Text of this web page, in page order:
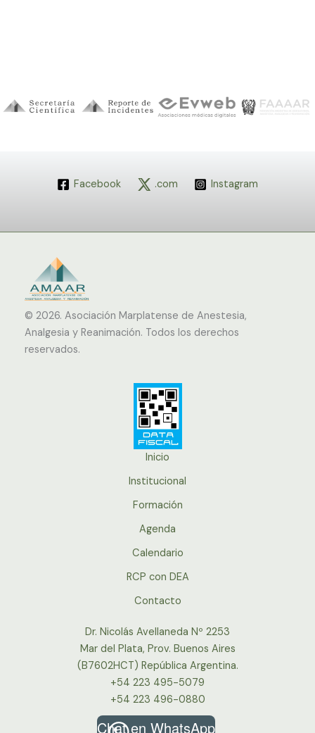
Facebook .com Instagram
© 2026. Asociación Marplatense de Anestesia,
Analgesia y Reanimación. Todos los derechos
reservados.
Inicio
Institucional
Formación
Agenda
Calendario
RCP con DEA
Contacto
Dr. Nicolás Avellaneda Nº 2253
Mar del Plata, Prov. Buenos Aires
(B7602HCT) República Argentina.
+54 223 495-5079
+54 223 496-0880
Chat en WhatsApp